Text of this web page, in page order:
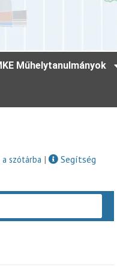
Műhelytanulmányok
szótárba |
Segítség